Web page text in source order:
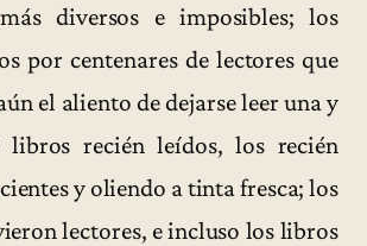
diversos e imposibles; los
por centenares de lectores que
el aliento de dejarse leer una y
recién leídos, los recién
y oliendo a tinta fresca; los
lectores, e incluso los libros